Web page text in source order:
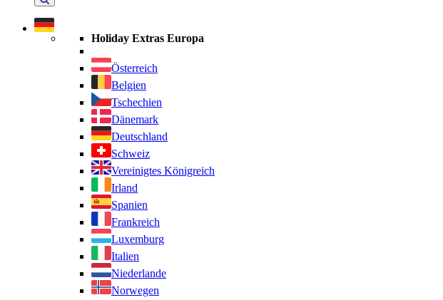
Extras
durchsuchen
Holiday Extras Europa
Österreich
Belgien
Tschechien
Dänemark
Deutschland
Schweiz
Vereinigtes Königreich
Irland
Spanien
Frankreich
Luxemburg
Italien
Niederlande
Norwegen